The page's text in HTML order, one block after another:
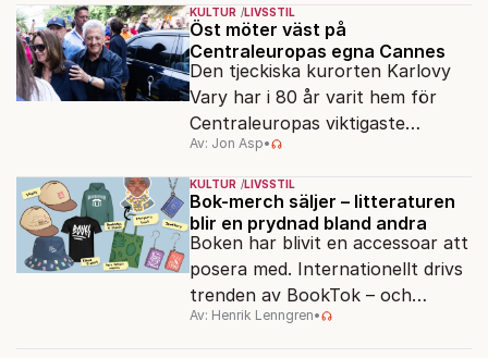
förenklad bild av historien.
KULTUR LIVSSTIL
Öst möter väst på
Centraleuropas egna Cannes
Den tjeckiska kurorten Karlovy
Vary har i 80 år varit hem för
Centraleuropas viktigaste
filmfestival – en plats där
Hollywoodglans möter
egensinnighet.
Av: Jon Asp•
KULTUR LIVSSTIL
Bok-merch säljer – litteraturen
blir en prydnad bland andra
Boken har blivit en accessoar att
posera med. Internationellt drivs
trenden av BookTok – och
förlagen följer efter.
Av: Henrik Lenngren•